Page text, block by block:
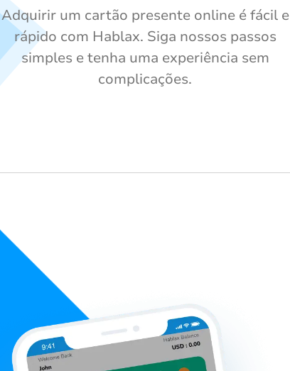
Adquirir um cartão presente online é fácil e
rápido com Hablax. Siga nossos passos
simples e tenha uma experiência sem
complicações.